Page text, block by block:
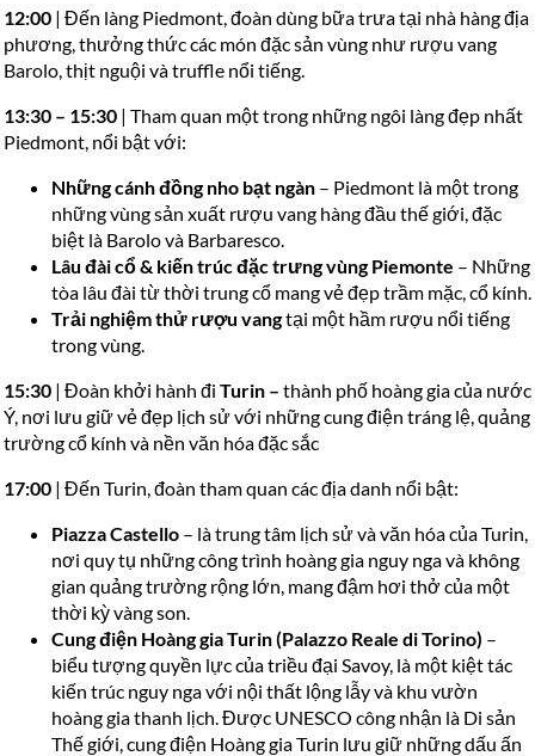
12:00 | Đến làng Piedmont, đoàn dùng bữa trưa tại nhà hàng địa
phương, thưởng thức các món đặc sản vùng như rượu vang
Barolo, thịt nguội và truffle nổi tiếng.
13:30 – 15:30 | Tham quan một trong những ngôi làng đẹp nhất
Piedmont, nổi bật với:
Những cánh đồng nho bạt ngàn – Piedmont là một trong
những vùng sản xuất rượu vang hàng đầu thế giới, đặc
biệt là Barolo và Barbaresco.
Lâu đài cổ & kiến trúc đặc trưng vùng Piemonte – Những
tòa lâu đài từ thời trung cổ mang vẻ đẹp trầm mặc, cổ kính.
Trải nghiệm thử rượu vangtại một hầm rượu nổi tiếng
trong vùng.
15:30 | Đoàn khởi hành đi Turin – thành phố hoàng gia của nước
Ý, nơi lưu giữ vẻ đẹp lịch sử với những cung điện tráng lệ, quảng
trường cổ kính và nền văn hóa đặc sắc
17:00 | Đến Turin, đoàn tham quan các địa danh nổi bật:
Piazza Castello – là trung tâm lịch sử và văn hóa của Turin,
nơi quy tụ những công trình hoàng gia nguy nga và không
gian quảng trường rộng lớn, mang đậm hơi thở của một
thời kỳ vàng son.
Cung điện Hoàng gia Turin (Palazzo Reale di Torino) –
biểu tượng quyền lực của triều đại Savoy, là một kiệt tác
kiến trúc nguy nga với nội thất lộng lẫy và khu vườn
hoàng gia thanh lịch. Được UNESCO công nhận là Di sản
Thế giới, cung điện Hoàng gia Turin lưu giữ những dấu ấn